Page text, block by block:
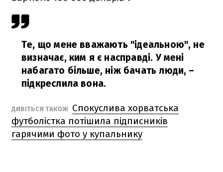
Те, що мене вважають "ідеальною", не
визначає, ким я є насправді. У мені
набагато більше, ніж бачать люди, –
підкреслила вона.
ДИВІТЬСЯ ТАКОЖ Спокуслива хорватська
футболістка потішила підписників
гарячими фото у купальнику